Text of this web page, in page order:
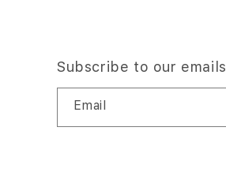
Subscribe to our emails
Email